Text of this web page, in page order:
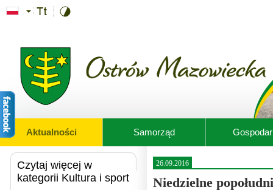
Przejdź do treści
Aktualności Samorząd
Czytaj więcej w
kategorii Kultura i sport
26.09.2016
Niedzielne